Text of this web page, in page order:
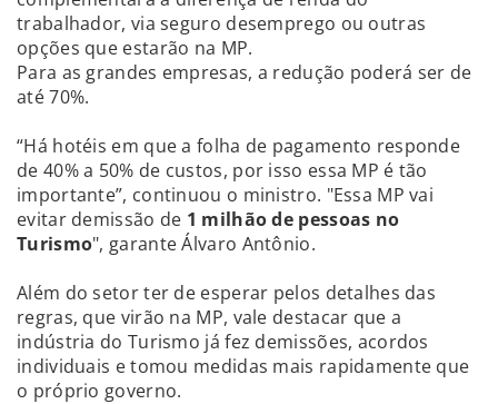
trabalhador, via seguro desemprego ou outras
opções que estarão na MP.
Para as grandes empresas, a redução poderá ser de
até 70%.
“Há hotéis em que a folha de pagamento responde
de 40% a 50% de custos, por isso essa MP é tão
importante”, continuou o ministro. "Essa MP vai
evitar demissão de 1 milhão de pessoas no
Turismo", garante Álvaro Antônio.
Além do setor ter de esperar pelos detalhes das
regras, que virão na MP, vale destacar que a
indústria do Turismo já fez demissões, acordos
individuais e tomou medidas mais rapidamente que
o próprio governo.